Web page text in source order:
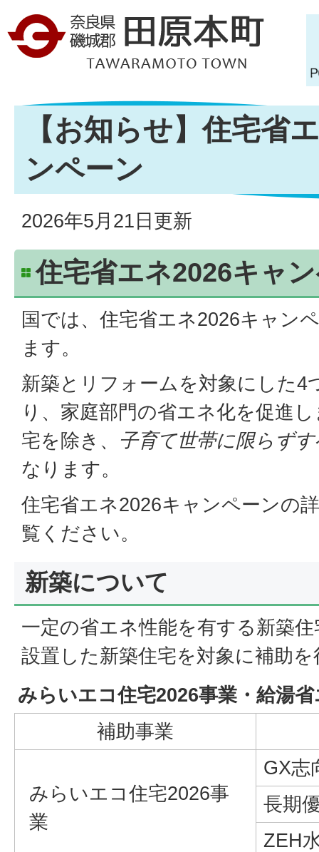
【お知らせ】住宅省
ンペーン
2026年5月21日更新
住宅省エネ2026キャ
国では、住宅省エネ2026キャン
ます。
新築とリフォームを対象にした4
り、家庭部門の省エネ化を促進
宅を除き、 子育て世帯に限らず
なります。
住宅省エネ2026キャンペーンの
覧ください。
新築について
一定の省エネ性能を有する新築
設置した新築住宅を対象に補助
みらいエコ住宅2026事業・給湯
補助事業
みらいエコ住宅2026事
業
GX志
長期
ZEH